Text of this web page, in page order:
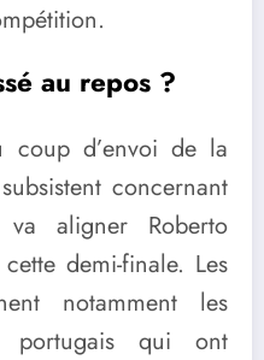
au repos ?
coup d’envoi de la
concernant
aligner Roberto
demi-finale. Les
notamment les
portugais qui ont